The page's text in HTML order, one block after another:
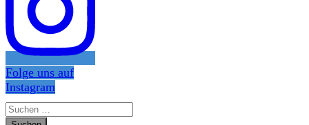
Folge uns auf
Instagram
Suchen